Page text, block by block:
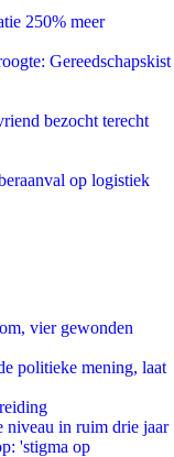
250% meer
Gereedschapskist
bezocht terecht
op logistiek
vier gewonden
politieke mening, laat
niveau in ruim drie jaar
'stigma op